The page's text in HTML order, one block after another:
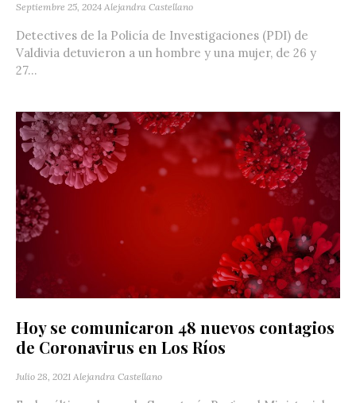
Septiembre 25, 2024 Alejandra Castellano
Detectives de la Policía de Investigaciones (PDI) de
Valdivia detuvieron a un hombre y una mujer, de 26 y
27...
Hoy se comunicaron 48 nuevos contagios
de Coronavirus en Los Ríos
Julio 28, 2021 Alejandra Castellano